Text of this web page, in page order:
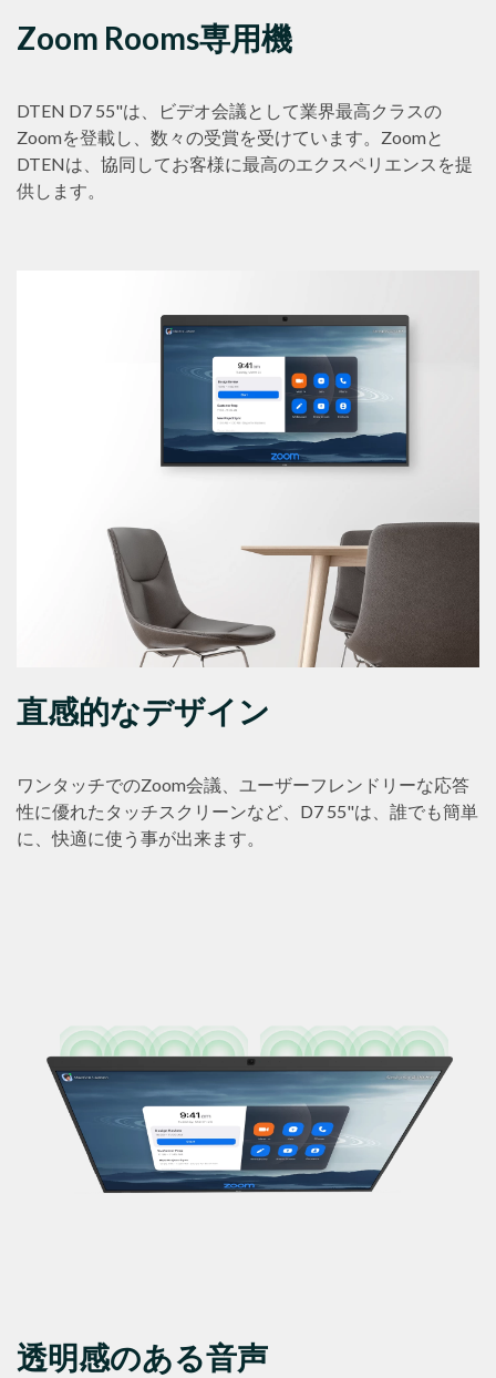
Zoom Rooms専用機
DTEN D7 55"は、ビデオ会議として業界最高クラスの
Zoomを登載し、数々の受賞を受けています。Zoomと
DTENは、協同してお客様に最高のエクスペリエンスを提
供します。
直感的なデザイン
ワンタッチでのZoom会議、ユーザーフレンドリーな応答
性に優れたタッチスクリーンなど、D7 55"は、誰でも簡単
に、快適に使う事が出来ます。
透明感のある音声